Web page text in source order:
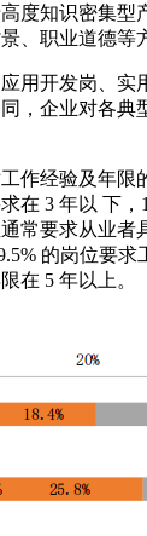
知识密集型产
、职业道德等
开发岗、实
，企业对各典
经验及年限
在 3 年以 下
常要求从业者
的岗位要求
在 5 年以上。